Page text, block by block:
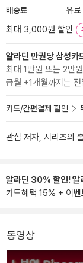
배송료
유
최대 3,000원 할인
알라딘 만권당 삼성
최대 1만원 또는 2만
급월 +1개월까지는
카드/간편결제 할인
관심 저자, 시리즈의
알라딘 30% 할인! 알
카드혜택 15% + 이
동영상